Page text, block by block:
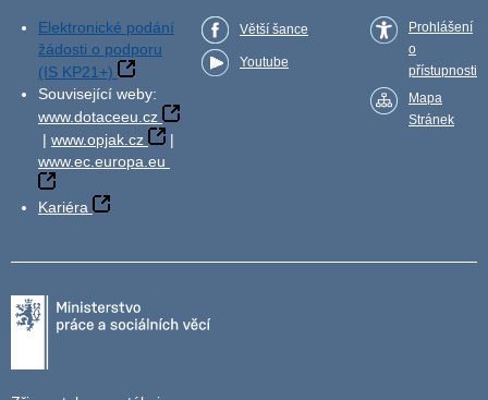
Elektronické podání
žádosti o podporu
(IS KP21+)
Související weby:
www.dotaceeu.cz
| www.opjak.cz
|
www.ec.europa.eu
Kariéra
Větší šance
Youtube
Prohlášení
o
přístupnosti
Mapa
Stránek